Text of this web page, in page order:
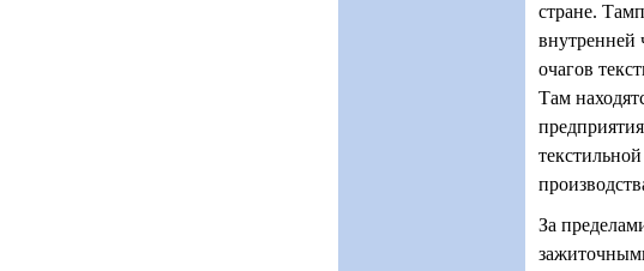
стране.
внутренней
очагов
Там
За